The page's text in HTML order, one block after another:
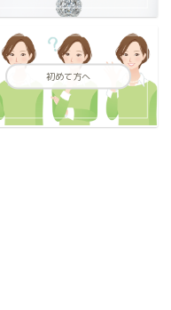
初めて方へ